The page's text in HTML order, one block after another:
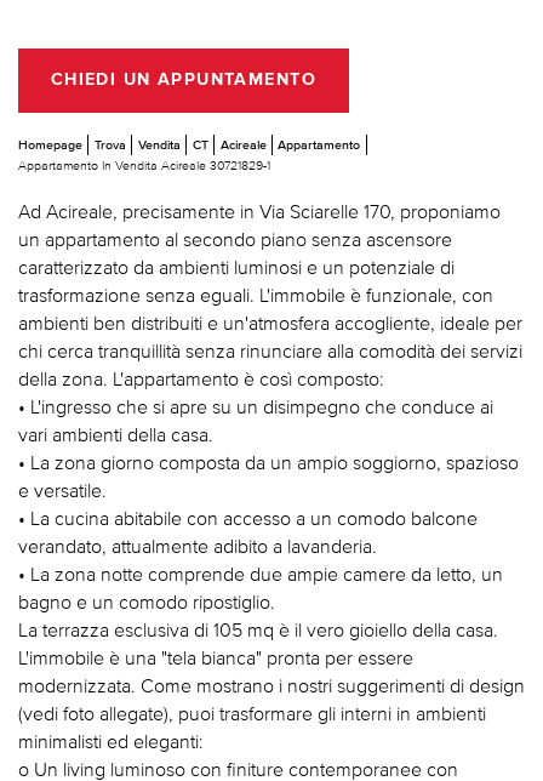
CHIEDI UN APPUNTAMENTO
Homepage Trova Vendita CT Acireale
Appartamento
Appartamento In Vendita Acireale 30721829-1
Ad Acireale, precisamente in Via Sciarelle 170, proponiamo
un appartamento al secondo piano senza ascensore
caratterizzato da ambienti luminosi e un potenziale di
trasformazione senza eguali. L'immobile è funzionale, con
ambienti ben distribuiti e un'atmosfera accogliente, ideale per
chi cerca tranquillità senza rinunciare alla comodità dei servizi
della zona. L'appartamento è così composto:
• L'ingresso che si apre su un disimpegno che conduce ai
vari ambienti della casa.
• La zona giorno composta da un ampio soggiorno, spazioso
e versatile.
• La cucina abitabile con accesso a un comodo balcone
verandato, attualmente adibito a lavanderia.
• La zona notte comprende due ampie camere da letto, un
bagno e un comodo ripostiglio.
La terrazza esclusiva di 105 mq è il vero gioiello della casa.
L'immobile è una "tela bianca" pronta per essere
modernizzata. Come mostrano i nostri suggerimenti di design
(vedi foto allegate), puoi trasformare gli interni in ambienti
minimalisti ed eleganti:
o Un living luminoso con finiture contemporanee con